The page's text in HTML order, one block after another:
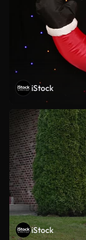
iStock
iStock